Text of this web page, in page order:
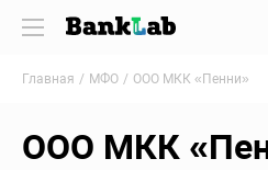
Главная МФО ООО МКК «Пенни»
ООО МКК